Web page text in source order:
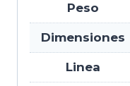
Peso
Dimensiones
Linea